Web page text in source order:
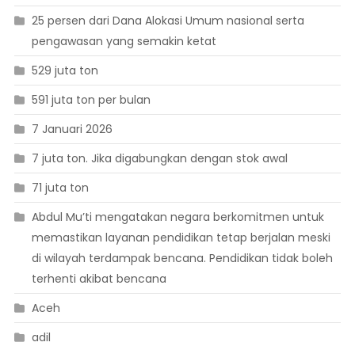
25 persen dari Dana Alokasi Umum nasional serta
pengawasan yang semakin ketat
529 juta ton
591 juta ton per bulan
7 Januari 2026
7 juta ton. Jika digabungkan dengan stok awal
71 juta ton
Abdul Mu’ti mengatakan negara berkomitmen untuk
memastikan layanan pendidikan tetap berjalan meski
di wilayah terdampak bencana. Pendidikan tidak boleh
terhenti akibat bencana
Aceh
adil